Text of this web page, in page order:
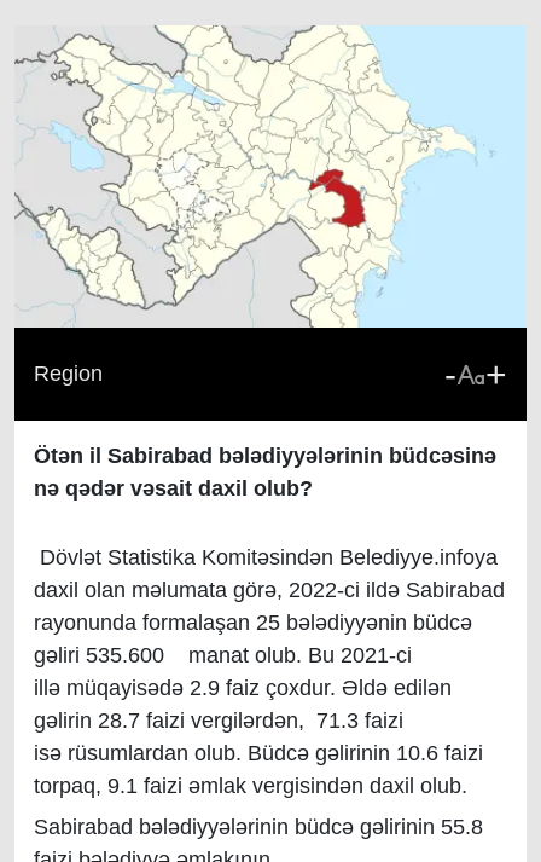
Region - +
Ötən il Sabirabad bələdiyyələrinin büdcəsinə
nə qədər vəsait daxil olub?
Dövlət Statistika Komitəsindən Belediyye.infoya
daxil olan məlumata görə, 2022-ci ildə Sabirabad
rayonunda formalaşan 25 bələdiyyənin büdcə
gəliri 535.600 manat olub. Bu 2021-ci
illə müqayisədə 2.9 faiz çoxdur. Əldə edilən
gəlirin 28.7 faizi vergilərdən, 71.3 faizi
isə rüsumlardan olub. Büdcə gəlirinin 10.6 faizi
torpaq, 9.1 faizi əmlak vergisindən daxil olub.
Sabirabad bələdiyyələrinin büdcə gəlirinin 55.8